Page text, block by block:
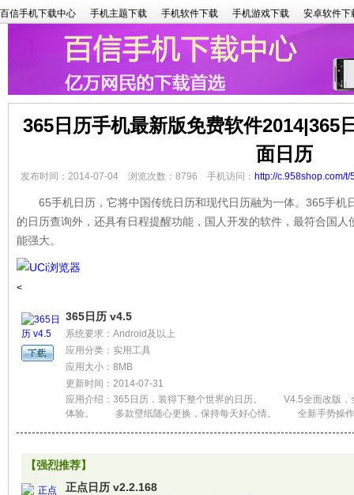
百信手机下载中心 手机主题下载 手机软件下载 手机游戏下载 安卓软件下
365日历手机最新版免费软件2014|365
面日历
发布时间：2014-07-04 浏览次数：8796 手机访问： http://c.958shop.com/t/
65手机日历，它将中国传统日历和现代日历融为一体。365手机
的日历查询外，还具有日程提醒功能，国人开发的软件，最符合国
能强大。
<
365日历 v4.5
系统要求：Android及以上
应用分类：实用工具
应用大小：8MB
更新时间：2014-07-31
应用介绍：365日历，装得下整个世界的日历。 V4.5全面改版，
体验。 多款壁纸随心更换，保持每天好心情。 全新手势操作
【强烈推荐】
正点日历 v2.2.168